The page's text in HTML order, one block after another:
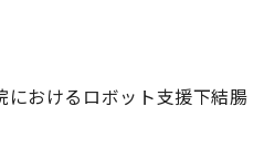
におけるロボット支援下結腸